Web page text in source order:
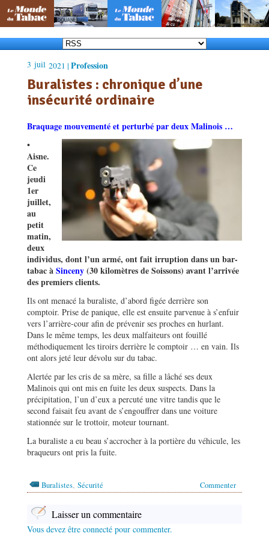
3 juil 2021 | Profession
Buralistes : chronique d’une
insécurité ordinaire
Braquage mouvementé et perturbé par deux Malinois …
•
Aisne.
Ce
jeudi
1er
juillet,
au
petit
matin,
deux
individus, dont l’un armé, ont fait irruption dans un bar-
tabac àSinceny(30 kilomètres de Soissons) avant l’arrivée
des premiers clients.
Ils ont menacé la buraliste, d’abord figée derrière son
comptoir. Prise de panique, elle est ensuite parvenue à s’enfuir
vers l’arrière-cour afin de prévenir ses proches en hurlant.
Dans le même temps, les deux malfaiteurs ont fouillé
méthodiquement les tiroirs derrière le comptoir … en vain. Ils
ont alors jeté leur dévolu sur du tabac.
Alertée par les cris de sa mère, sa fille a lâché ses deux
Malinois qui ont mis en fuite les deux suspects. Dans la
précipitation, l’un d’eux a percuté une vitre tandis que le
second faisait feu avant de s’engouffrer dans une voiture
stationnée sur le trottoir, moteur tournant.
La buraliste a eu beau s’accrocher à la portière du véhicule, les
braqueurs ont pris la fuite.
Commenter
Buralistes, Sécurité
Laisser un commentaire
Vous devez être connecté pour commenter.